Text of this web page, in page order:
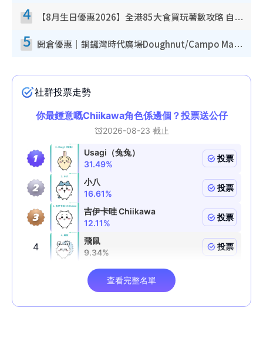
4 【8月生日優惠2026】全港85大食買玩著數攻略 自助餐/火鍋放題同行免費＋誠品/DONKI送現金券
5 開倉優惠｜銅鑼灣時代廣場Doughnut/Campo Marzio開倉低至1折！背囊、書包、手袋劈價$200起